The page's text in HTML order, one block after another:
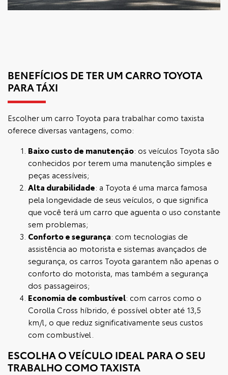
BENEFÍCIOS DE TER UM CARRO TOYOTA
PARA TÁXI
Escolher um carro Toyota para trabalhar como taxista
oferece diversas vantagens, como:
Baixo custo de manutenção: os veículos Toyota são
conhecidos por terem uma manutenção simples e
peças acessíveis;
Alta durabilidade: a Toyota é uma marca famosa
pela longevidade de seus veículos, o que significa
que você terá um carro que aguenta o uso constante
sem problemas;
Conforto e segurança: com tecnologias de
assistência ao motorista e sistemas avançados de
segurança, os carros Toyota garantem não apenas o
conforto do motorista, mas também a segurança
dos passageiros;
Economia de combustível: com carros como o
Corolla Cross híbrido, é possível obter até 13,5
km/l, o que reduz significativamente seus custos
com combustível.
ESCOLHA O VEÍCULO IDEAL PARA O SEU
TRABALHO COMO TAXISTA